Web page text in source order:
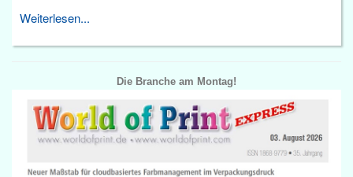
Weiterlesen...
Die Branche am Montag!